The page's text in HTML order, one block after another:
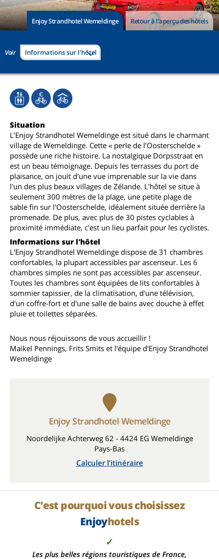
Enjoy Strandhotel Wemeldinge Retour à l'aperçu des hôtels
Voir Informations sur l'hôtel
Situation
L’Enjoy Strandhotel Wemeldinge est situé dans le charmant
village de Wemeldinge. Cette « perle de l’Oosterschelde »
possède une riche histoire. La nostalgique Dorpsstraat en
est un beau témoignage. Depuis les terrasses du port de
plaisance, on jouit d'une vue imprenable sur la vie dans
l'un des plus beaux villages de Zélande. L'hôtel se situe à
seulement 300 mètres de la plage, une petite plage de
sable fin sur l'Oosterschelde, idéalement située derrière la
promenade. De plus, avec plus de 30 pistes cyclables à
proximité immédiate, c'est un lieu parfait pour les cyclistes.
Informations sur l'hôtel
L'Enjoy Strandhotel Wemeldinge dispose de 31 chambres
confortables, la plupart accessibles par ascenseur. Les 6
chambres simples ne sont pas accessibles par ascenseur.
Toutes les chambres sont équipées de lits confortables à
sommier tapissier, de la climatisation, d'une télévision,
d'un coffre-fort et d'une salle de bains avec douche à effet
pluie et toilettes séparées.
Nous nous réjouissons de vous accueillir !
Maikel Pennings, Frits Smits et l'équipe d'Enjoy Strandhotel
Wemeldinge
Enjoy Strandhotel Wemeldinge
Noordelijke Achterweg 62 - 4424 EG Wemeldinge
Pays-Bas
Calculer l’itinéraire
C’est pourquoi vous choisissez
Enjoyhotels
✓
Les plus belles régions touristiques de France,